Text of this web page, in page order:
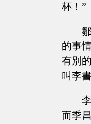
杯！”
的事
有別
叫李
而季